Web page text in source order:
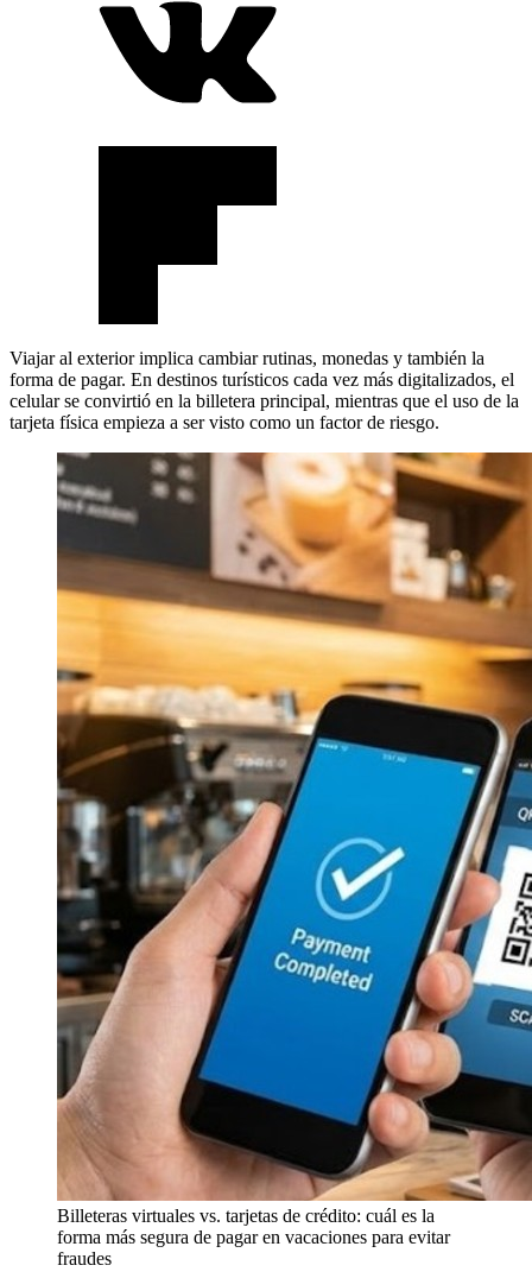
Viajar al exterior implica cambiar rutinas, monedas y también la
forma de pagar. En destinos turísticos cada vez más digitalizados, el
celular se convirtió en la billetera principal, mientras que el uso de la
tarjeta física empieza a ser visto como un factor de riesgo.
Billeteras virtuales vs. tarjetas de crédito: cuál es la
forma más segura de pagar en vacaciones para evitar
fraudes